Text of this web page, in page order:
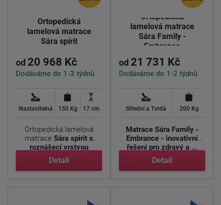
Ortopedická
lamelová matrace
Sára spirit
od 20 968 Kč
Dodáváme do 1-3 týdnů
Nastavitelná 150 Kg 17 cm
Ortopedická lamelová
matrace Sára spirit s
roznášecí vrstvou
Nawapur. ...
Detail
Ortopedická
lamelová matrace
Sára Family -
Embrance
od 21 731 Kč
Dodáváme do 1-2 týdnů
Střední a Tvrdá 200 Kg
Matrace Sára Family -
Embrance - inovativní
řešení pro zdravý a ...
Detail